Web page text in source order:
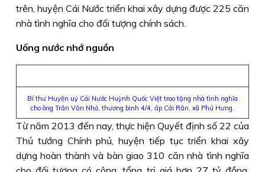
trên, huyện Cái Nước triển khai xây dựng được 225 căn
nhà tình nghĩa cho đối tượng chính sách.
Uống nước nhớ nguồn
Bí thư Huyện uỷ Cái Nước Huỳnh Quốc Việt trao tặng nhà tình nghĩa
cho ông Trần Văn Nhỏ, thương binh 4/4, ấp Cái Rắn, xã Phú Hưng.
Từ năm 2013 đến nay, thực hiện Quyết định số 22 của
Thủ tướng Chính phủ, huyện tiếp tục triển khai xây
dựng hoàn thành và bàn giao 310 căn nhà tình nghĩa